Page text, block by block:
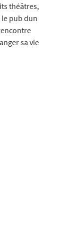
théâtres,
pub dun
sa vie